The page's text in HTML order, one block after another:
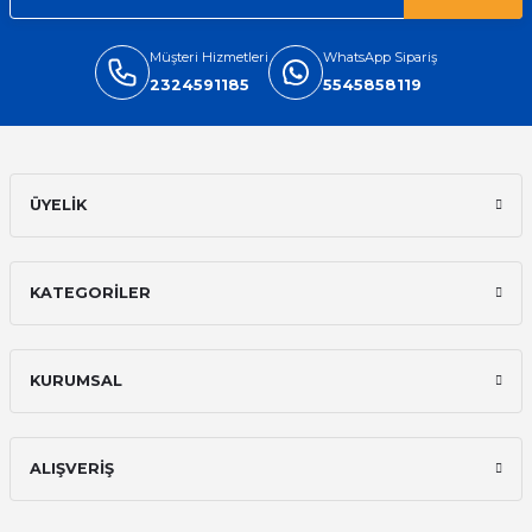
Müşteri Hizmetleri
2324591185
WhatsApp Sipariş
5545858119
ÜYELİK
KATEGORİLER
KURUMSAL
ALIŞVERİŞ